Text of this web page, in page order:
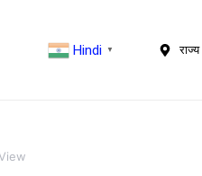
Hindi ▼